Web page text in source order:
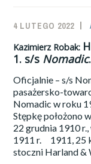
S/
I
(2/4)
4 LUTEGO 2022
Kazimierz Robak:
1. s/s Nomadic
Oficjalnie – s/s
pasażersko-
Nomadic w roku
Stępkę położono
22 grudnia 1910
1911 r. 1911, 25
stoczni Harland